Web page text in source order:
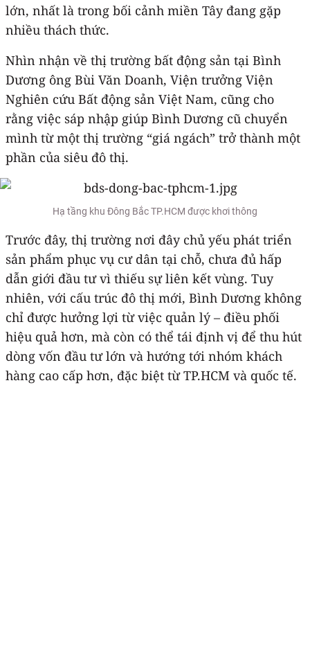
lớn, nhất là trong bối cảnh miền Tây đang gặp
nhiều thách thức.
Nhìn nhận về thị trường bất động sản tại Bình
Dương ông Bùi Văn Doanh, Viện trưởng Viện
Nghiên cứu Bất động sản Việt Nam, cũng cho
rằng việc sáp nhập giúp Bình Dương cũ chuyển
mình từ một thị trường “giá ngách” trở thành một
phần của siêu đô thị.
Hạ tầng khu Đông Bắc TP.HCM được khơi thông
Trước đây, thị trường nơi đây chủ yếu phát triển
sản phẩm phục vụ cư dân tại chỗ, chưa đủ hấp
dẫn giới đầu tư vì thiếu sự liên kết vùng. Tuy
nhiên, với cấu trúc đô thị mới, Bình Dương không
chỉ được hưởng lợi từ việc quản lý – điều phối
hiệu quả hơn, mà còn có thể tái định vị để thu hút
dòng vốn đầu tư lớn và hướng tới nhóm khách
hàng cao cấp hơn, đặc biệt từ TP.HCM và quốc tế.